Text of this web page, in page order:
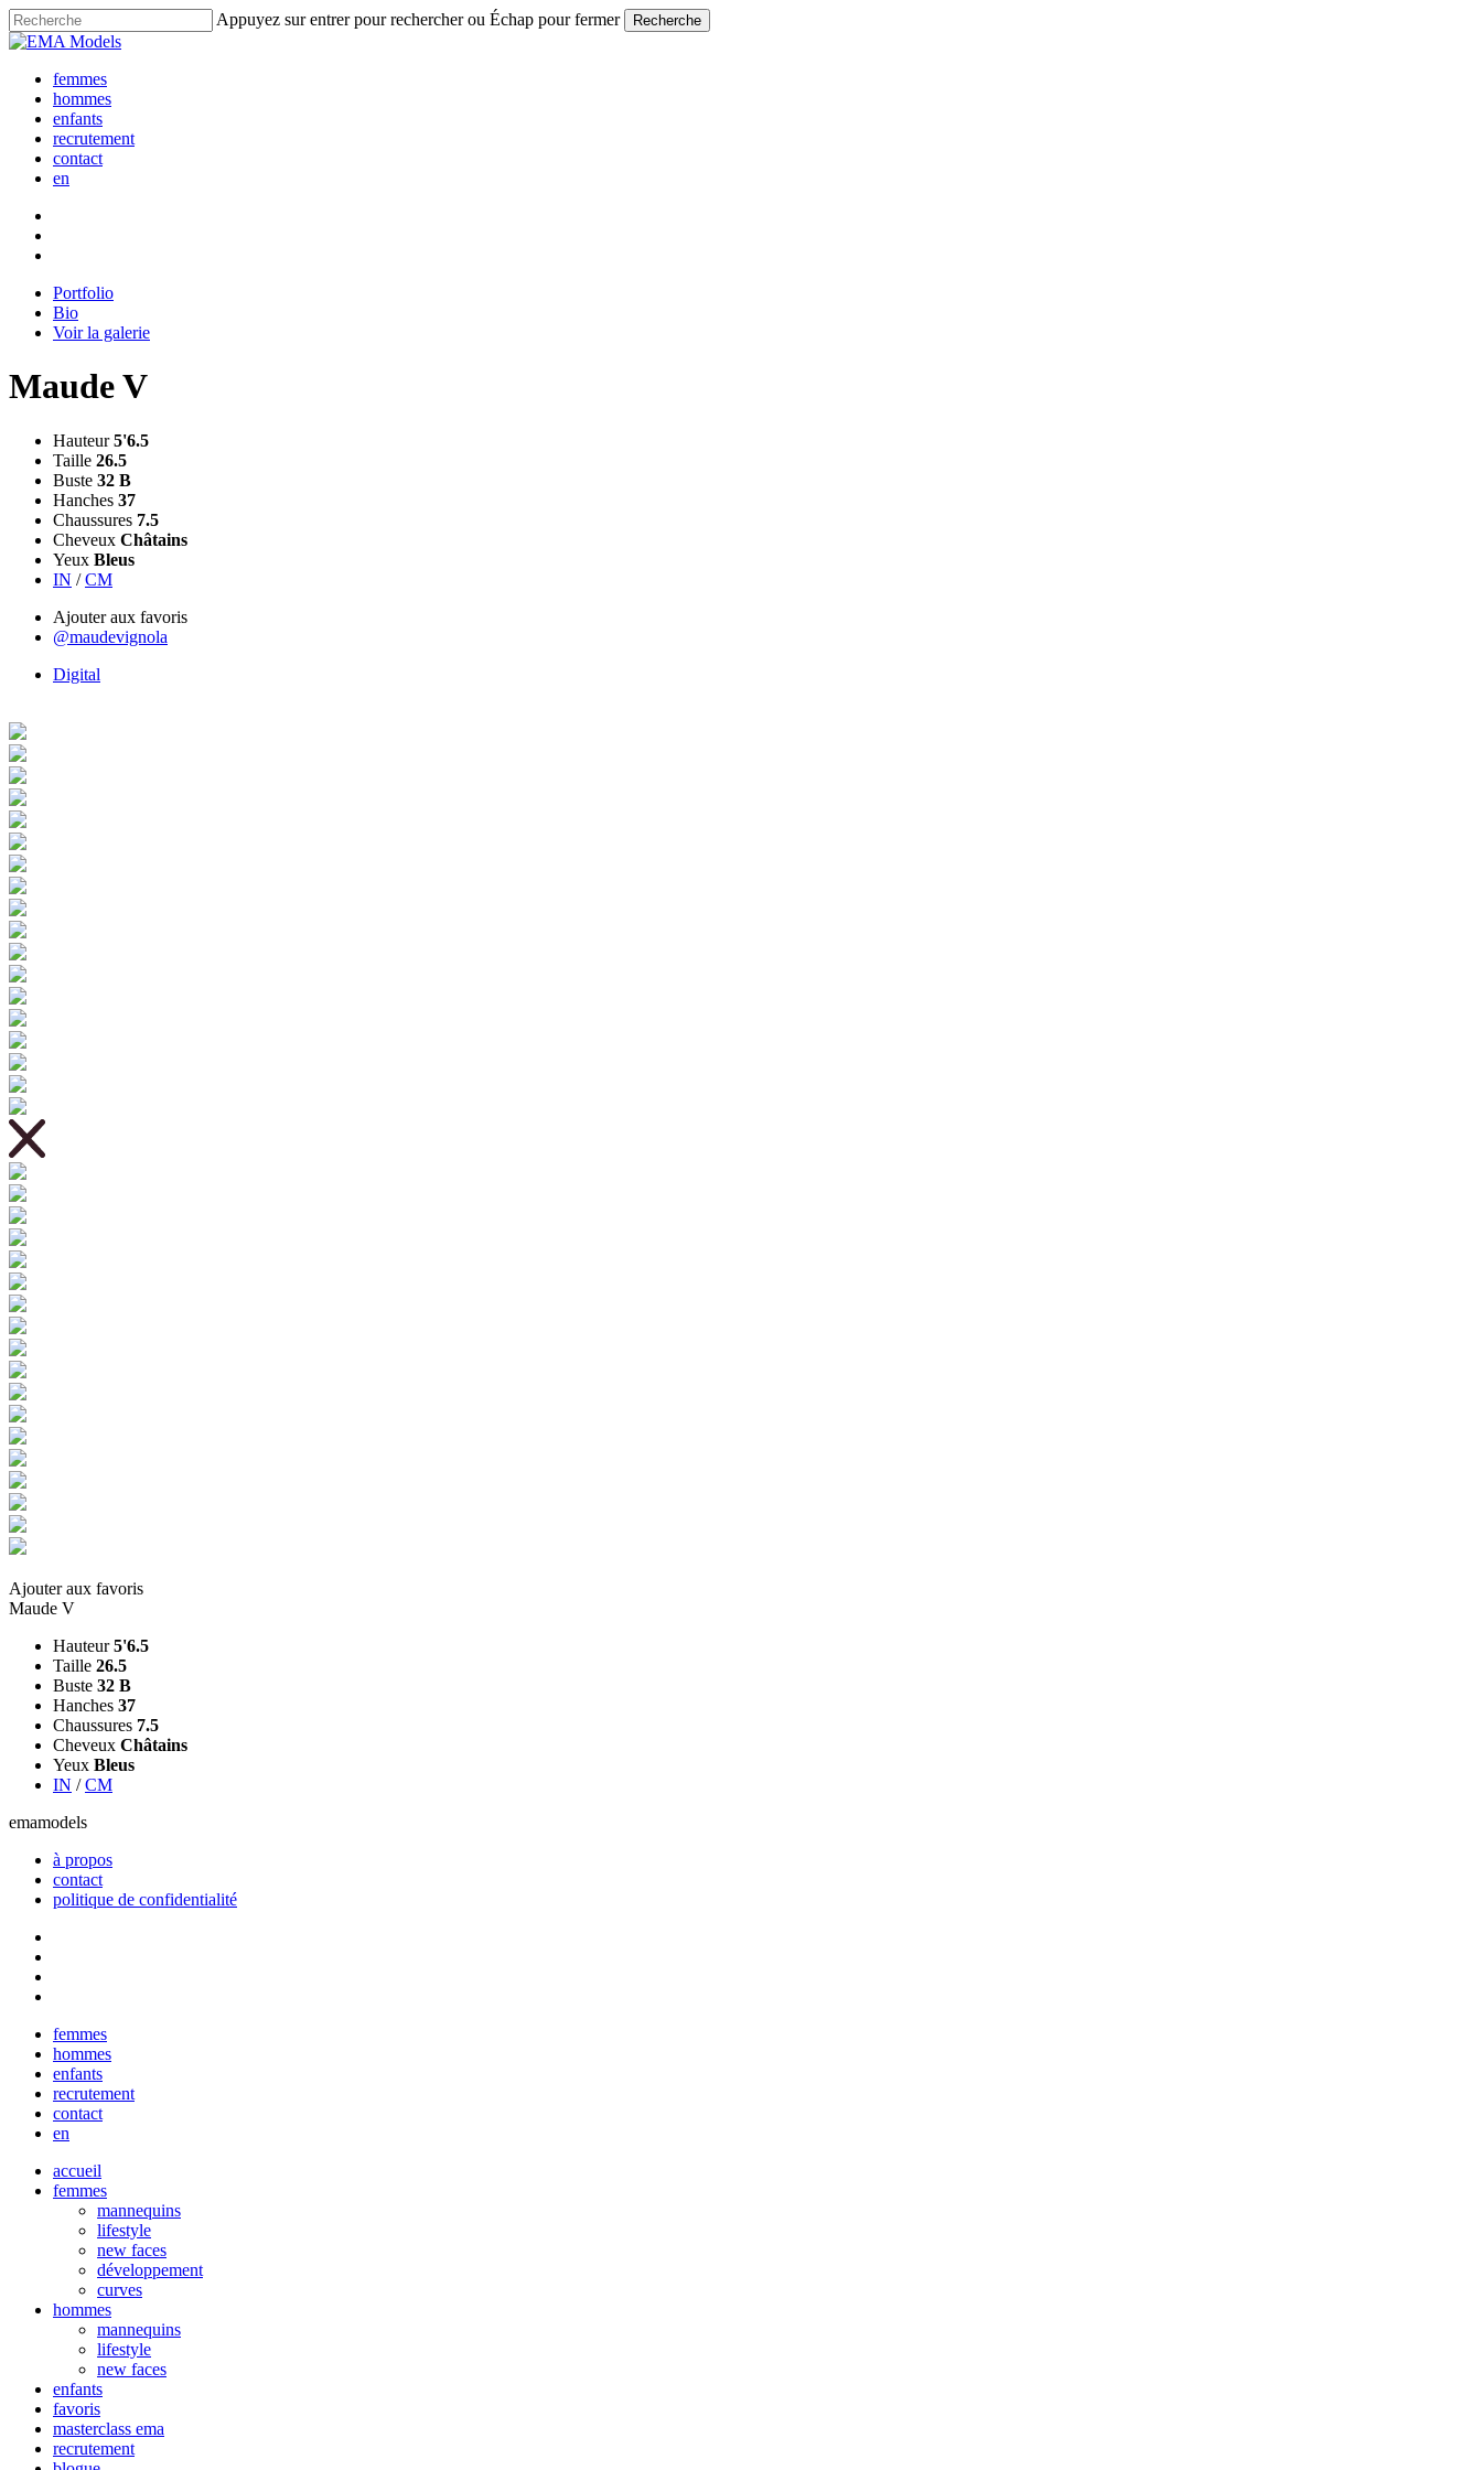
Skip
to
content
Appuyez sur entrer pour rechercher ou Échap pour fermer Recherche
Fermer
recherchefemmes
hommes
enfants
recrutement
contact
en
Portfolio
Bio
Voir la galerie
Maude V
Hauteur 5'6.5
Taille 26.5
Buste 32 B
Hanches 37
Chaussures 7.5
Cheveux Châtains
Yeux Bleus
IN /CM
Ajouter aux favoris
@maudevignola
Digital
Ajouter aux favoris
Maude V
Hauteur 5'6.5
Taille 26.5
Buste 32 B
Hanches 37
Chaussures 7.5
Cheveux Châtains
Yeux Bleus
IN /CM
emamodels
à propos
contact
politique de confidentialité
Close
Menu
femmes
hommes
enfants
recrutement
contact
en
accueil
femmes
mannequins
lifestyle
new faces
développement
curves
hommes
mannequins
lifestyle
new faces
enfants
favoris
masterclass ema
recrutement